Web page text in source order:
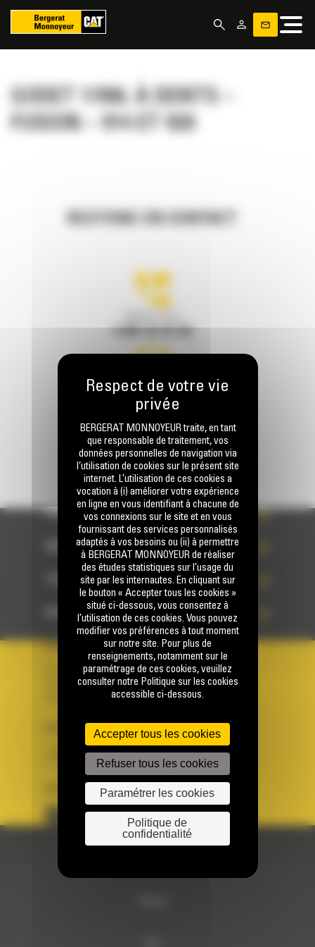
GODET 1700L À DENTS –
FUSION – 914 ET 920
RESTONS EN CONTACT
0 801 01 01 04
Écrivez-nous
ENVOYER LA DEMANDE
PRODUITS
SERVICES
TECHNOLOGIES
ACCÈS RAPIDES
VOTRE COMPTE
Se connecter
Créer un compte
Votre avez besoin d'assistance avec votre compte ?
BM FRANCE
LANGUE
fr
Panneau de gestion des cookies
BERGERAT MONNOYEUR traite, en tant
que responsable de traitement, vos
données personnelles de navigation via
l’utilisation de cookies sur le présent site
internet. L’utilisation de ces cookies a
vocation à (i) améliorer votre expérience
en ligne en vous identifiant à chacune de
vos connexions sur le site et en vous
fournissant des services personnalisés
adaptés à vos besoins ou (ii) à permettre
à BERGERAT MONNOYEUR de réaliser
des études statistiques sur l’usage du
site par les internautes. En cliquant sur
le bouton « Accepter tous les cookies »
situé ci-dessous, vous consentez à
l’utilisation de ces cookies. Vous pouvez
modifier vos préférences à tout moment
sur notre site. Pour plus de
renseignements, notamment sur le
paramétrage de ces cookies, veuillez
consulter notre Politique sur les cookies
accessible ci-dessous.
Accepter tous les cookies
Refuser tous les cookies
Paramétrer les cookies
Politique de
confidentialité